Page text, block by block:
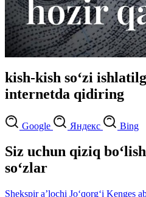
kish-kish so‘zi
internetda qidiring
Google Яндекс Bing
Siz uchun qiziq
so‘zlar
Shekspir aʼlochi Jo‘qorg‘i Kenges